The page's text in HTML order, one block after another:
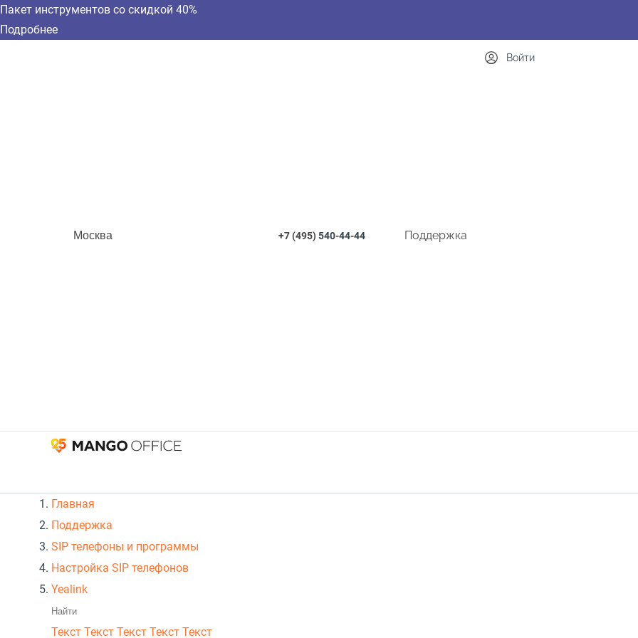
Пакет инструментов со скидкой 40%
Подробнее
Москва +7 (495)540-44-44 Поддержка
Войти
Главная
Поддержка
SIP телефоны и программы
Настройка SIP телефонов
Yealink
Текст Текст Текст Текст Текст